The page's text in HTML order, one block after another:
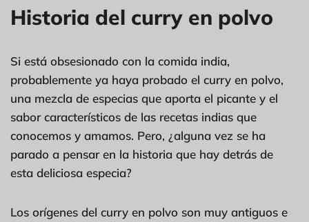
Historia del curry en polvo
Si está obsesionado con la comida india,
probablemente ya haya probado el curry en polvo,
una mezcla de especias que aporta el picante y el
sabor característicos de las recetas indias que
conocemos y amamos. Pero, ¿alguna vez se ha
parado a pensar en la historia que hay detrás de
esta deliciosa especia?
Los orígenes del curry en polvo son muy antiguos e